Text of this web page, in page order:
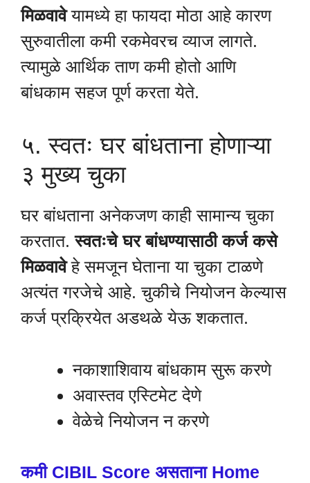
मिळवावेयामध्ये हा फायदा मोठा आहे कारण
सुरुवातीला कमी रकमेवरच व्याज लागते.
त्यामुळे आर्थिक ताण कमी होतो आणि
बांधकाम सहज पूर्ण करता येते.
५. स्वतः घर बांधताना होणाऱ्या
३ मुख्य चुका
घर बांधताना अनेकजण काही सामान्य चुका
करतात.स्वतःचे घर बांधण्यासाठी कर्ज कसे
मिळवावेहे समजून घेताना या चुका टाळणे
अत्यंत गरजेचे आहे. चुकीचे नियोजन केल्यास
कर्ज प्रक्रियेत अडथळे येऊ शकतात.
नकाशाशिवाय बांधकाम सुरू करणे
अवास्तव एस्टिमेट देणे
वेळेचे नियोजन न करणे
कमी CIBIL Score असताना Home